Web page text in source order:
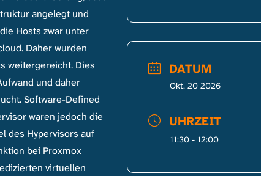
angelegt und
Hosts zwar unter
Daher wurden
weitergereicht. Dies
und daher
Software-Defined
waren jedoch die
des Hypervisors auf
bei Proxmox
virtuellen
DATUM
Okt. 20 2026
UHRZEIT
11:30 - 12:00